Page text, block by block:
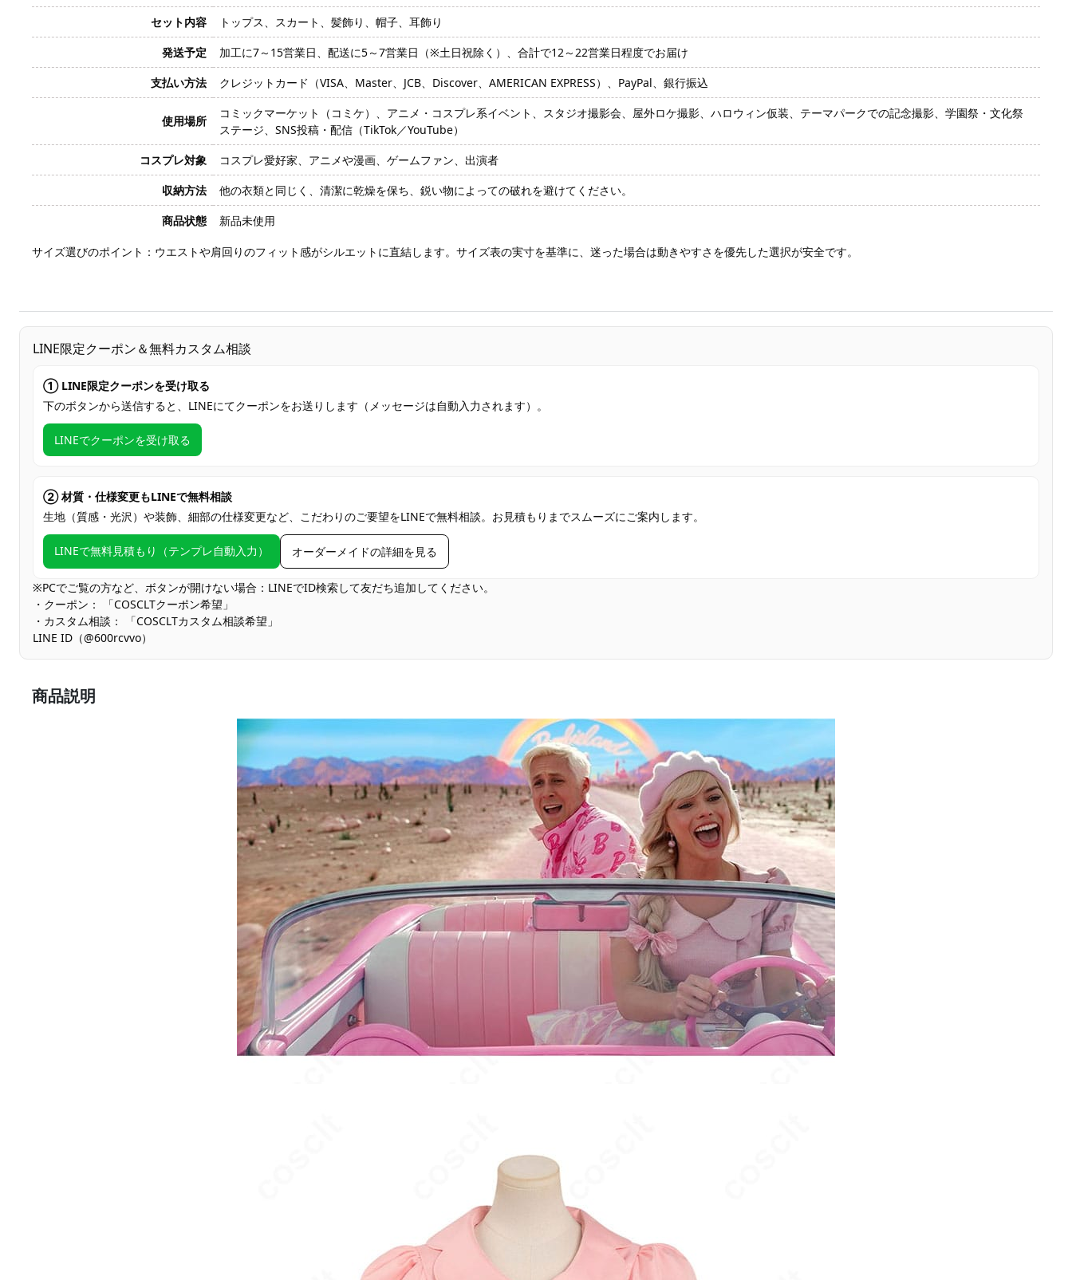
セット内容
トップス、スカート、髪飾り、帽子、耳飾り
発送予定
加工に7～15営業日、配送に5～7営業日（※土日祝除く）、合計で12～22営業日程度でお届け
支払い方法
クレジットカード（VISA、Master、JCB、Discover、AMERICAN EXPRESS）、PayPal、銀行振込
使用場所
コミックマーケット（コミケ）、アニメ・コスプレ系イベント、スタジオ撮影会、屋外ロケ撮影、ハロウィン仮装、テーマパークでの記念撮影、学園祭・文化祭
ステージ、SNS投稿・配信（TikTok／YouTube）
コスプレ対象
コスプレ愛好家、アニメや漫画、ゲームファン、出演者
収納方法
他の衣類と同じく、清潔に乾燥を保ち、鋭い物によっての破れを避けてください。
商品状態
新品未使用
サイズ選びのポイント：ウエストや肩回りのフィット感がシルエットに直結します。サイズ表の実寸を基準に、迷った場合は動きやすさを優先した選択が安全です。
LINE限定クーポン＆無料カスタム相談
① LINE限定クーポンを受け取る
下のボタンから送信すると、LINEにてクーポンをお送りします（メッセージは自動入力されます）。
LINEでクーポンを受け取る
② 材質・仕様変更もLINEで無料相談
生地（質感・光沢）や装飾、細部の仕様変更など、こだわりのご要望をLINEで無料相談。お見積もりまでスムーズにご案内します。
LINEで無料見積もり（テンプレ自動入力） オーダーメイドの詳細を見る
※PCでご覧の方など、ボタンが開けない場合：LINEでID検索して友だち追加してください。
・クーポン： 「COSCLTクーポン希望」
・カスタム相談： 「COSCLTカスタム相談希望」
LINE ID（@600rcvvo）
商品説明